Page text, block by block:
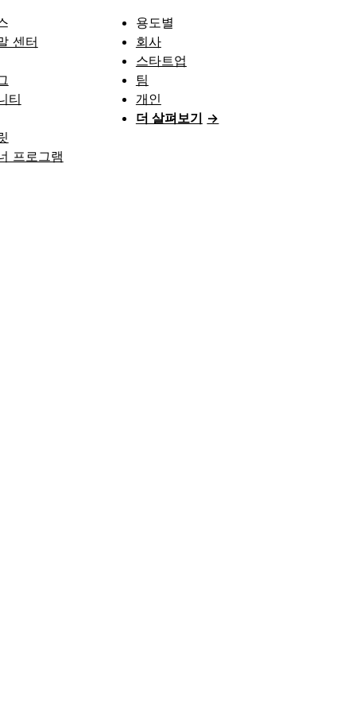
센터
티
프로그램
용도별
회사
스타트업
팀
개인
더 살펴보기 →